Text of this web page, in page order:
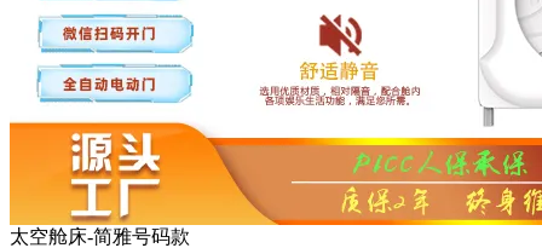
太空舱床-简雅号码款